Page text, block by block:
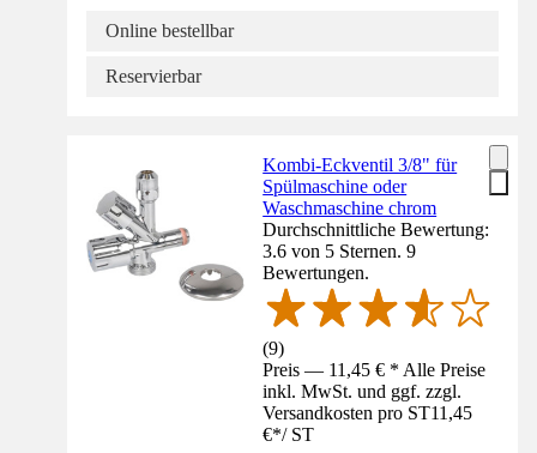
Online bestellbar
Reservierbar
Kombi-Eckventil 3/8" für
Spülmaschine oder
Waschmaschine chrom
Durchschnittliche Bewertung:
3.6 von 5 Sternen. 9
Bewertungen.
(9)
Preis — 11,45 € * Alle Preise
inkl. MwSt. und ggf. zzgl.
Versandkosten pro ST11,45
€*/ ST